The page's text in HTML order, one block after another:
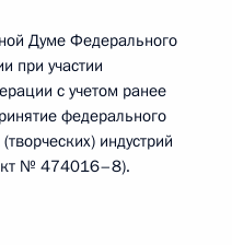
Думе Федерального
при участии
с учетом ранее
федерального
индустрий
№ 474016–8).